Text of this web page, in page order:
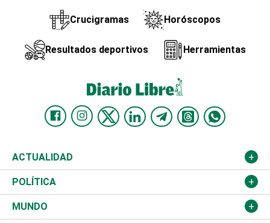
Crucigramas Horóscopos
Resultados deportivos Herramientas
ACTUALIDAD
Nacional
Ciudad
POLÍTICA
Partidos
MUNDO